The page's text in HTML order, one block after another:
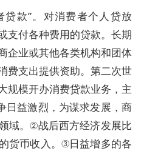
贷款”。对消费者个人贷放
支付各种费用的贷款。长期
企业或其他各类机构和团体
费支出提供资助。第二次世
规模开办消费贷款业务，主
日益激烈，为谋求发展，商
域。②战后西方经济发展比
货币收入。③日益增多的各